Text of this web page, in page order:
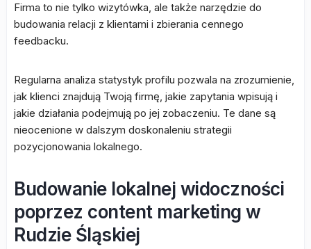
Firma to nie tylko wizytówka, ale także narzędzie do
budowania relacji z klientami i zbierania cennego
feedbacku.
Regularna analiza statystyk profilu pozwala na zrozumienie,
jak klienci znajdują Twoją firmę, jakie zapytania wpisują i
jakie działania podejmują po jej zobaczeniu. Te dane są
nieocenione w dalszym doskonaleniu strategii
pozycjonowania lokalnego.
Budowanie lokalnej widoczności
poprzez content marketing w
Rudzie Śląskiej